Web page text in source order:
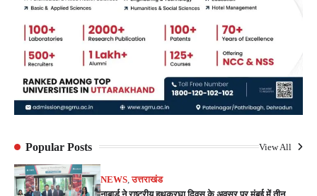
Popular Posts View All
NEWS ,उत्तराखंड